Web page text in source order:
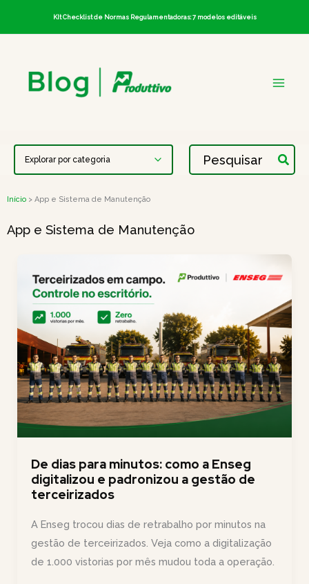
para
conteúdo
KIt Checklist de Normas Regulamentadoras: 7 modelos editáveis
Procurar:
Início App e Sistema de Manutenção
App e Sistema de Manutenção
De dias para minutos: como a Enseg
digitalizou e padronizou a gestão de
terceirizados
A Enseg trocou dias de retrabalho por minutos na
gestão de terceirizados. Veja como a digitalização
de 1.000 vistorias por mês mudou toda a operação.